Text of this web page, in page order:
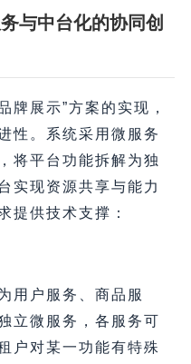
与中台化的协同创
牌展示”方案的实现，
性。系统采用微服务
将平台功能拆解为独
实现资源共享与能力
提供技术支撑：
用户服务、商品服
立微服务，各服务可
户对某一功能有特殊